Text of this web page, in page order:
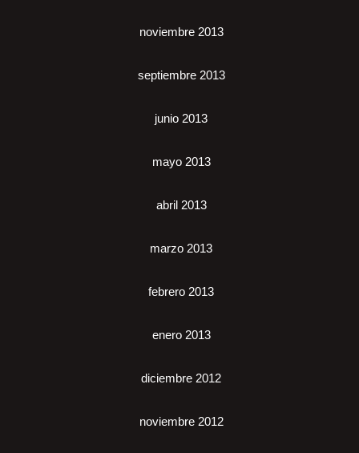
noviembre 2013
septiembre 2013
junio 2013
mayo 2013
abril 2013
marzo 2013
febrero 2013
enero 2013
diciembre 2012
noviembre 2012